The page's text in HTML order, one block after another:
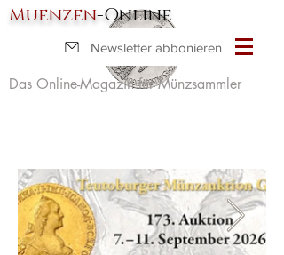
Muenzen-Online
Das Online-Magazin für Münzsammler
Newsletter abbonieren